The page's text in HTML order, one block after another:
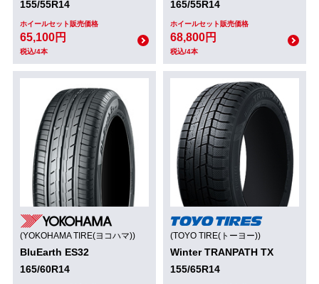
155/55R14
ホイールセット販売価格
65,100円
税込/4本
165/55R14
ホイールセット販売価格
68,800円
税込/4本
(YOKOHAMA TIRE(ヨコハマ))
BluEarth ES32
165/60R14
(TOYO TIRE(トーヨー))
Winter TRANPATH TX
155/65R14